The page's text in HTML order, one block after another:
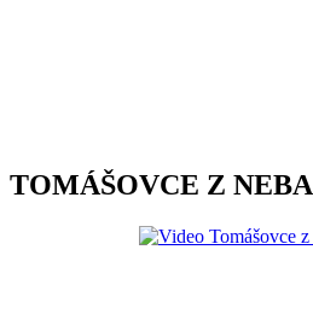
TOMÁŠOVCE Z NEBA